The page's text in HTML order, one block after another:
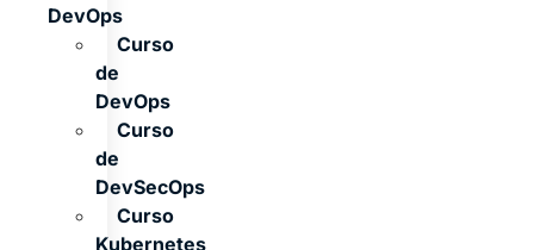
DevOps
Curso
de
DevOps
Curso
de
DevSecOps
Curso
Kubernetes